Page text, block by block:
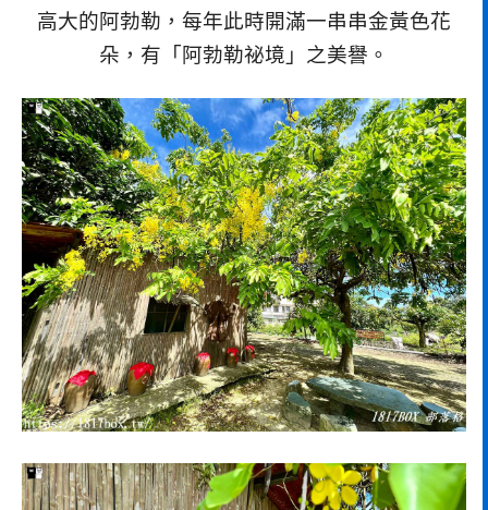
高大的阿勃勒，每年此時開滿一串串金黃色花
朵，有「阿勃勒祕境」之美譽。